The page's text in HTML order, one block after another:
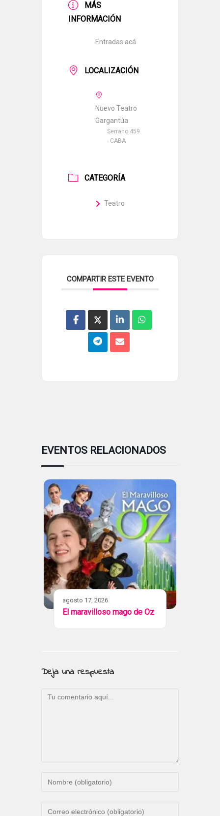
MÁS
INFORMACIÓN
Entradas acá
LOCALIZACIÓN
Nuevo Teatro
Gargantúa
Serrano 459
- CABA
CATEGORÍA
Teatro
COMPARTIR ESTE EVENTO
EVENTOS RELACIONADOS
agosto 17, 2026
El maravilloso mago de Oz
Deja una respuesta
Comentario
Introduce
Introduce